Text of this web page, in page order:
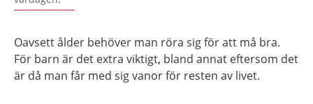
Oavsett ålder behöver man röra sig för att må bra.
För barn är det extra viktigt, bland annat eftersom det
är då man får med sig vanor för resten av livet.